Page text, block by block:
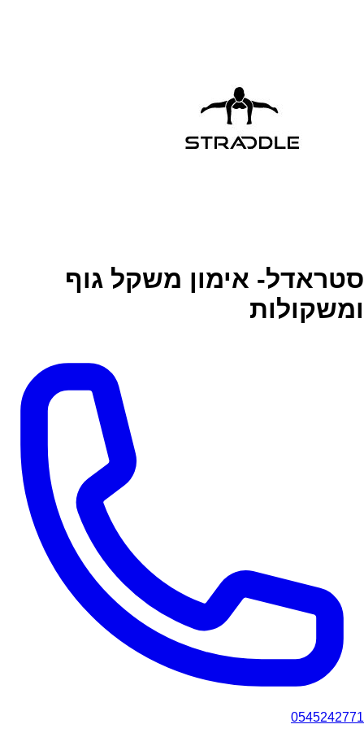
סטראדל- אימון משקל גוף
ומשקולות
0545242771